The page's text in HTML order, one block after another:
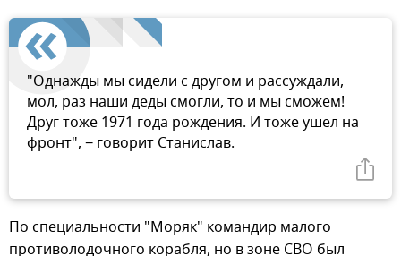
"Однажды мы сидели с другом и рассуждали,
мол, раз наши деды смогли, то и мы сможем!
Друг тоже 1971 года рождения. И тоже ушел на
фронт", − говорит Станислав.
По специальности "Моряк" командир малого
противолодочного корабля, но в зоне СВО был